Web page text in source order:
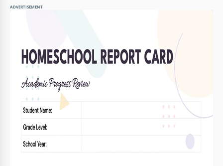
ADVERTISEMENT